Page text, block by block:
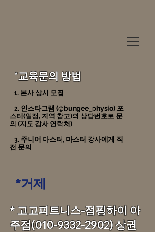
*교육문의 방법
1. 본사 상시 모집
2. 인스타그램 (@bungee_physio) 포
스터(일정, 지역 참고)의 상담번호로 문
의 (지도 강사 연락처)
3. 주니어 마스터, 마스터 강사에게 직
접 문의
*거제
* 고고피트니스-점핑하이 아
주점(010-9332-2902) 상권